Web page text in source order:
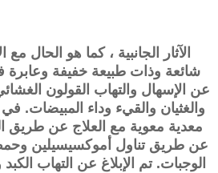
الآثار الجانبية ، كما هو الحال
شائعة وذات طبيعة خفيفة وعابرة
عن الإسهال والتهاب القولون
والغثيان والقيء وداء المبيضات.
معدية معوية مع العلاج عن طريق
عن طريق تناول أموكسيسيلين
الوجبات. تم الإبلاغ عن التهاب الكبد